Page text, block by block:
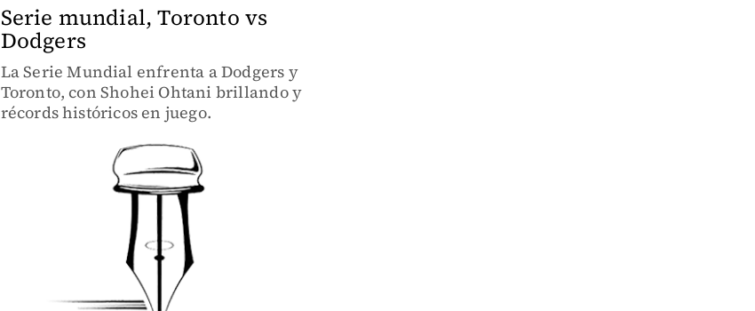
Serie mundial, Toronto vs
Dodgers
La Serie Mundial enfrenta a Dodgers y
Toronto, con Shohei Ohtani brillando y
récords históricos en juego.